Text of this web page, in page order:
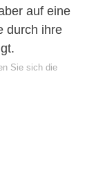
auf eine
durch ihre
Sie sich die